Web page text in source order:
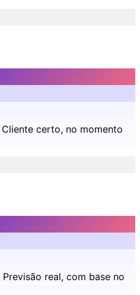
Cliente certo, no momento
Previsão real, com base no